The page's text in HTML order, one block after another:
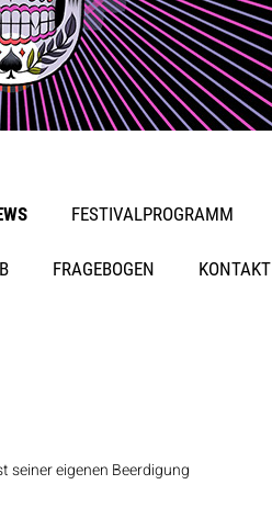
FESTIVALPROGRAMM
FRAGEBOGEN KONTAKT
seiner eigenen Beerdigung